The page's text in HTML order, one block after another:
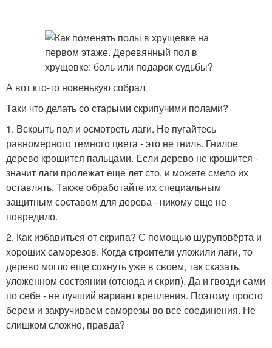
А вот кто-то новенькую собрал
Таки что делать со старыми скрипучими полами?
1. Вскрыть пол и осмотреть лаги. Не пугайтесь
равномерного темного цвета - это не гниль. Гнилое
дерево крошится пальцами. Если дерево не крошится -
значит лаги пролежат еще лет сто, и можете смело их
оставлять. Также обработайте их специальным
защитным составом для дерева - никому еще не
повредило.
2. Как избавиться от скрипа? С помощью шуруповёрта и
хороших саморезов. Когда строители уложили лаги, то
дерево могло еще сохнуть уже в своем, так сказать,
уложенном состоянии (отсюда и скрип). Да и гвозди сами
по себе - не лучший вариант крепления. Поэтому просто
берем и закручиваем саморезы во все соединения. Не
слишком сложно, правда?